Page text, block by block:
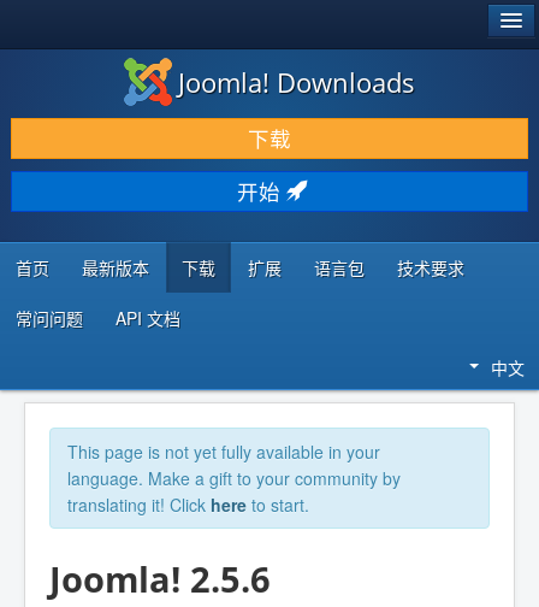
下载 & 扩展
发现 & 学习
社区 & 支持
开发者资源
Joomla! Downloads
下载
开始
首页 最新版本 下载 扩展 语言包 技术要求
常问问题 API 文档
中文
This page is not yet fully available in your
language. Make a gift to your community by
translating it! Click here to start.
Joomla! 2.5.6